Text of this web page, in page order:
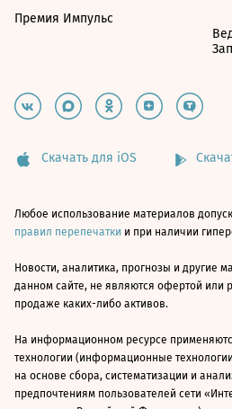
Премия Импульс
Скачать для iOS
Любое использование материалов
правил перепечатки и при наличии
Новости, аналитика, прогнозы и другие
данном сайте, не являются офертой или
продаже каких-либо активов.
На информационном ресурсе
технологии (информационные
на основе сбора, систематизации и
предпочтениям пользователей сети